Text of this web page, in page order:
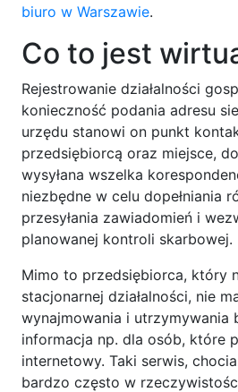
biuro w Warszawie.
Co to jest
Rejestrowanie działalności
konieczność podania adresu
urzędu stanowi on punkt
przedsiębiorcą oraz miejsce,
wysyłana wszelka
niezbędne w celu dopełniania
przesyłania zawiadomień i
planowanej kontroli skarbowej.
Mimo to przedsiębiorca, który
stacjonarnej działalności, nie
wynajmowania i utrzymywania
informacja np. dla osób, które
internetowy. Taki serwis,
bardzo często w